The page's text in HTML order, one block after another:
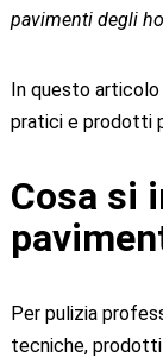
pavimenti degli
In questo articolo
pratici e prodotti
Cosa si
Per pulizia
tecniche,